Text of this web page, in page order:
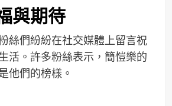
與期待
絲們紛紛在社交媒體上留言祝
活。許多粉絲表示，簡愷樂的
他們的榜樣。